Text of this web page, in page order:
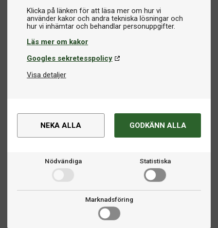
Klicka på länken för att läsa mer om hur vi
använder kakor och andra tekniska lösningar och
Läs mer om kakor
Googles sekretesspolicy
Visa detaljer
NEKA ALLA GODKÄNN ALLA
Nödvändiga Statistiska
Marknadsföring